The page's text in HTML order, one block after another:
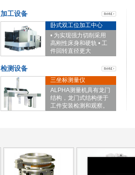
加工设备
卧式双工位加工中心
• 为实现强力切削采用
高刚性床身和硬轨 • 工
件回转直径更大
检测设备
三坐标测量仪
ALPHA测量机具有龙门
结构，龙门式结构便于
工件安装检测和观察。